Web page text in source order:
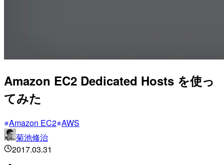
Amazon EC2 Dedicated Hosts を使っ
てみた
Amazon EC2 AWS
菊池修治
2017.03.31